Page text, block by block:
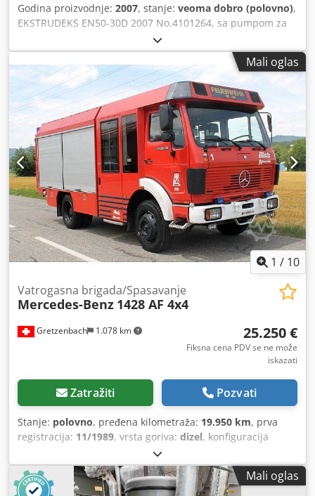
Godina proizvodnje: 2007, stanje: veoma dobro (polovno),
EKSTRUDEKS EN50-30D 2007 No.4101264, sa pumpom za
topljenje, izmjenjivačem ekrana i glavom cevi od 5 slojeva
Csdpfevyaxuex Ablsrf Godina proizvodnje: 2007 Kao i 4
koekstrudera EKSTRUDEKS EN25-25D, izgrađen 2007.
godine APLIKACIJE: Proizvodnja PE 5 slojnih cevi
Maksimalni prečnik 32 mm AKCIJE: 1 glavni ekstruder sa
jednim zavrtnjem EN 50 4 Ko-ekstruderi Slobodan Vijak
Side Ktruder Ektrsion postrojenje je moje vlasništvo
Lokaciju: D-26345 Bockhorn-Grabstede, Bahnhofstr 6,
Nemačka
Mali oglas
1 / 10
Gretzenbach 1.078 km
Vatrogasna brigada/Spasavanje
Mercedes-Benz 1428 AF 4x4
25.250 €
Fiksna cena PDV se ne može
iskazati
Zatražiti Pozvati
Stanje: polovno, pređena kilometraža: 19.950 km, prva
registracija: 11/1989, vrsta goriva: dizel, konfiguracija
mehanički
1989, Oprema:pogon na sve točkove, Mercedes-Benz
1428 AF 4x4 (centralna i zadnja blokada diferencijala,Mali oglas